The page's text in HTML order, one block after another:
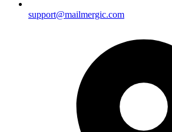
support@mailmergic.com